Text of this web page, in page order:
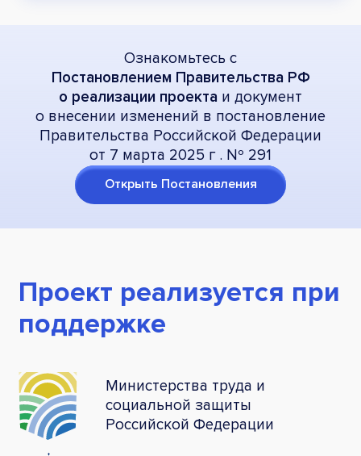
Ознакомьтесь с
Постановлением Правительства РФ
о реализации проекта и документ
о внесении изменений в постановление
Правительства Российской Федерации
от 7 марта 2025 г . Nº 291
Открыть Постановления
Проект реализуется при
поддержке
Министерства труда и
социальной защиты
Российской Федерации